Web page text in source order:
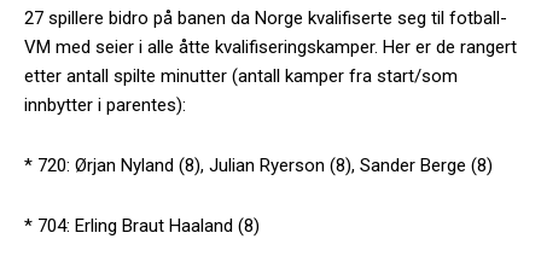
27 spillere bidro på banen da Norge kvalifiserte seg til fotball-
VM med seier i alle åtte kvalifiseringskamper. Her er de rangert
etter antall spilte minutter (antall kamper fra start/som
innbytter i parentes):
* 720: Ørjan Nyland (8), Julian Ryerson (8), Sander Berge (8)
* 704: Erling Braut Haaland (8)